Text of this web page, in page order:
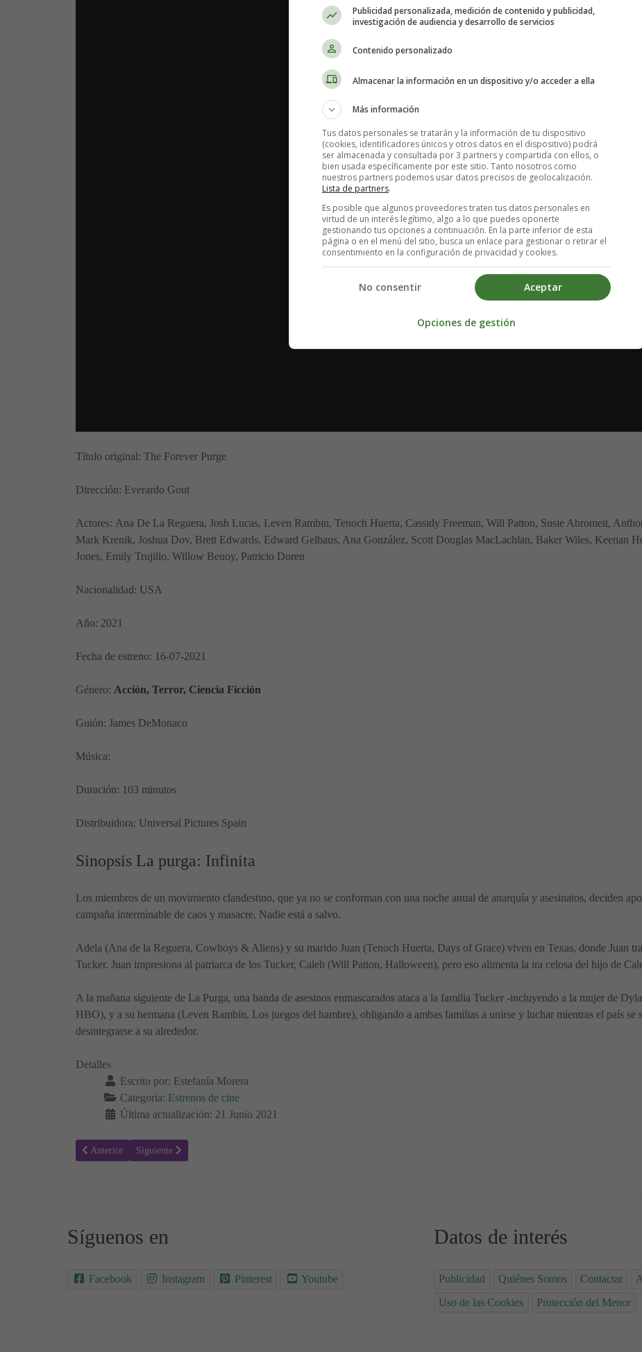
Título original: The Forever Purge
Dirección: Everardo Gout
Actores: Ana De La Reguera, Josh Lucas, Leven Rambin, Tenoch Huerta, Cassidy Freeman, Will Patton, Susie Abromeit,
Mark Krenik, Joshua Dov, Brett Edwards, Edward Gelhaus, Ana González, Scott Douglas MacLachlan, Baker Wiles, Keenan
Jones, Emily Trujillo, Willow Beuoy, Patricio Doren
Nacionalidad: USA
Año: 2021
Fecha de estreno: 16-07-2021
Género: Acción, Terror, Ciencia Ficción
Guión: James DeMonaco
Música:
Duración: 103 minutos
Distribuidora: Universal Pictures Spain
Sinopsis La purga: Infinita
Los miembros de un movimiento clandestino, que ya no se conforman con una noche anual de anarquía y asesinatos, deciden
campaña interminable de caos y masacre. Nadie está a salvo.
Adela (Ana de la Reguera, Cowboys & Aliens) y su marido Juan (Tenoch Huerta, Days of Grace) viven en Texas, donde Juan
Tucker. Juan impresiona al patriarca de los Tucker, Caleb (Will Patton, Halloween), pero eso alimenta la ira celosa del hijo de
A la mañana siguiente de La Purga, una banda de asesinos enmascarados ataca a la familia Tucker -incluyendo a la mujer de
HBO), y a su hermana (Leven Rambin, Los juegos del hambre), obligando a ambas familias a unirse y luchar mientras el país se
desintegrarse a su alrededor.
Detalles
Escrito por: Estefanía Morera
Categoría: Estrenos de cine
Última actualización: 21 Junio 2021
Artículo anterior: El otro guardaespaldas 2 - Sinopsis y Trailer
Anterior Artículo siguiente: El poeta y el espía - Sinopsis y Trailer
Siguiente
Síguenos en
Facebook Instagram Pinterest Youtube
Datos de interés
Publicidad Quiénes Somos Contactar
Uso de las Cookies
Protección del Menor
Publicidad personalizada, medición de contenido y publicidad,
investigación de audiencia y desarrollo de servicios
Contenido personalizado
Almacenar la información en un dispositivo y/o acceder a ella
Más información
Tus datos personales se tratarán y la información de tu dispositivo
(cookies, identificadores únicos y otros datos en el dispositivo) podrá
ser almacenada y consultada por 3 partners y compartida con ellos, o
bien usada específicamente por este sitio. Tanto nosotros como
nuestros partners podemos usar datos precisos de geolocalización.
Lista de partners.
Es posible que algunos proveedores traten tus datos personales en
virtud de un interés legítimo, algo a lo que puedes oponerte
gestionando tus opciones a continuación. En la parte inferior de esta
página o en el menú del sitio, busca un enlace para gestionar o retirar el
consentimiento en la configuración de privacidad y cookies.
Aceptar
No consentir
Opciones de gestión